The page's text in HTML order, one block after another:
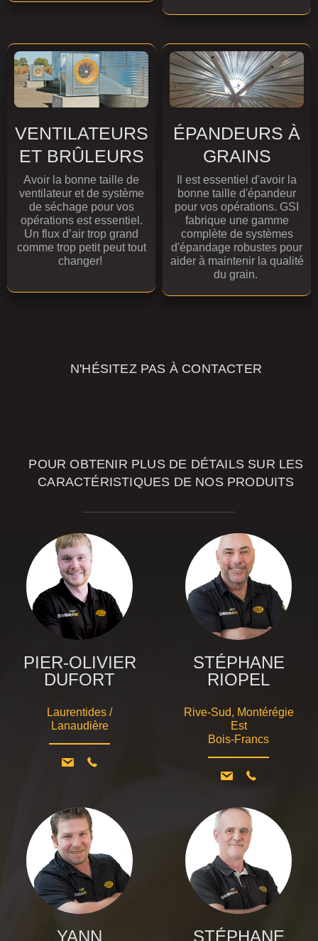
VENTILATEURS
ET BRÛLEURS
Avoir la bonne taille de
ventilateur et de système
de séchage pour vos
opérations est essentiel.
Un flux d’air trop grand
comme trop petit peut tout
changer!
ÉPANDEURS À
GRAINS
Il est essentiel d'avoir la
bonne taille d'épandeur
pour vos opérations. GSI
fabrique une gamme
complète de systèmes
d'épandage robustes pour
aider à maintenir la qualité
du grain.
N'HÉSITEZ PAS À CONTACTER
POUR OBTENIR PLUS DE DÉTAILS SUR LES
CARACTÉRISTIQUES DE NOS PRODUITS
PIER-OLIVIER
DUFORT
Laurentides /
Lanaudière
STÉPHANE
RIOPEL
Rive-Sud, Montérégie
Est
Bois-Francs
YANN STÉPHANE